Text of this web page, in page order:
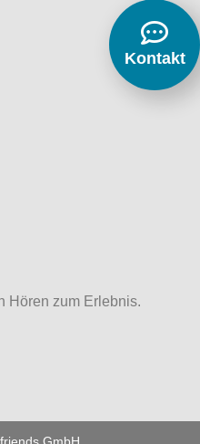
Hören zum Erlebnis.​
Kontakt